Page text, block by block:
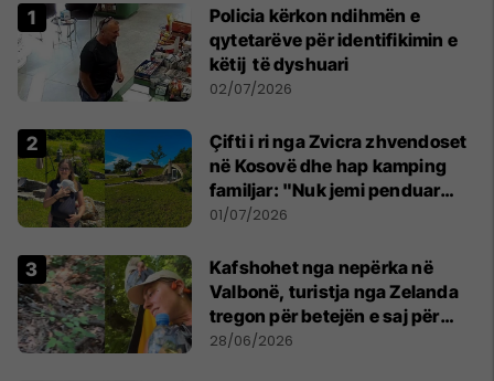
Policia kërkon ndihmën e
qytetarëve për identifikimin e
këtij të dyshuari
02/07/2026
Çifti i ri nga Zvicra zhvendoset
në Kosovë dhe hap kamping
familjar: "Nuk jemi penduar
asnjë ditë"
01/07/2026
Kafshohet nga nepërka në
Valbonë, turistja nga Zelanda
tregon për betejën e saj për
mbijetesë
28/06/2026